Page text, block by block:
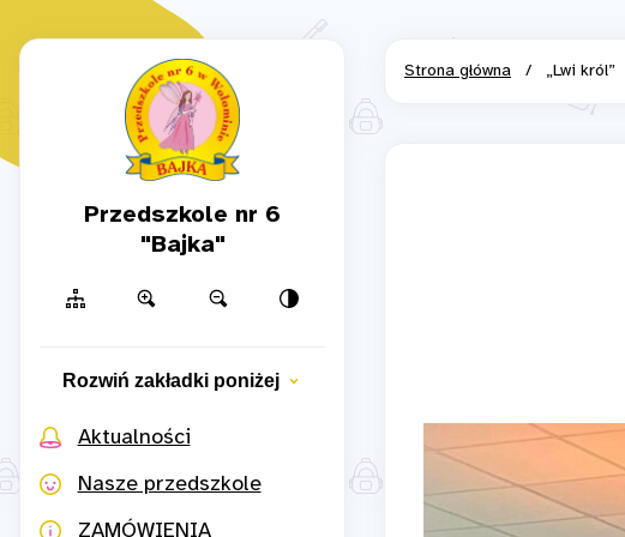
Przedszkole nr 6
"Bajka"
Rozwiń zakładki poniżej
Aktualności
Nasze przedszkole
ZAMÓWIENIA
Strona główna / „Lwi król”